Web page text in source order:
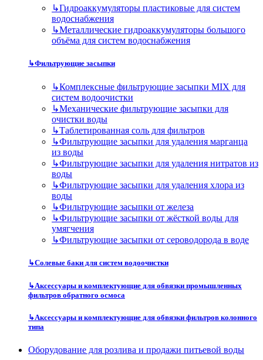
↳Гидроаккумуляторы пластиковые для систем
водоснабжения
↳Металлические гидроаккумуляторы большого
объёма для систем водоснабжения
↳Фильтрующие засыпки
↳Комплексные фильтрующие засыпки MIX для
систем водоочистки
↳Механические фильтрующие засыпки для
очистки воды
↳Таблетированная соль для фильтров
↳Фильтрующие засыпки для удаления марганца
из воды
↳Фильтрующие засыпки для удаления нитратов из
воды
↳Фильтрующие засыпки для удаления хлора из
воды
↳Фильтрующие засыпки от железа
↳Фильтрующие засыпки от жёсткой воды для
умягчения
↳Фильтрующие засыпки от сероводорода в воде
↳Солевые баки для систем водоочистки
↳Аксессуары и комплектующие для обвязки промышленных
фильтров обратного осмоса
↳Аксессуары и комплектующие для обвязки фильтров колонного
типа
Оборудование для розлива и продажи питьевой воды